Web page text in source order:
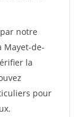
notre
Mayet-de-
la
pour